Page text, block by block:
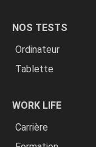
NOS TESTS
Ordinateur
Tablette
WORK LIFE
Carrière